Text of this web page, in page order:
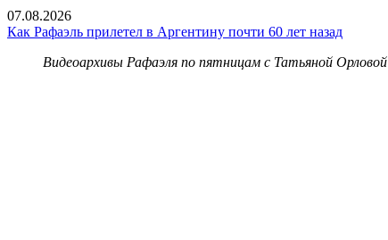
07.08.2026
Как Рафаэль прилетел в Аргентину почти 60 лет назад
Видеоархивы Рафаэля по пятницам с Татьяной Орловой